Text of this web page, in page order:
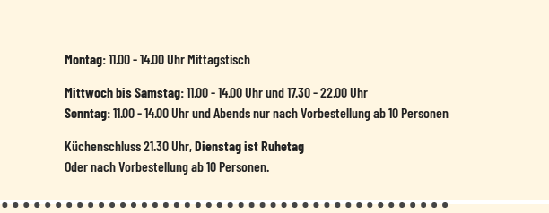
Montag:11.00 - 14.00 Uhr Mittagstisch
Mittwoch bis Samstag:11.00 - 14.00 Uhr und 17.30 - 22.00 Uhr
Sonntag:11.00 - 14.00 Uhr und Abends nur nach Vorbestellung ab 10 Personen
Küchenschluss 21.30 Uhr,Dienstag ist Ruhetag
Oder nach Vorbestellung ab 10 Personen.